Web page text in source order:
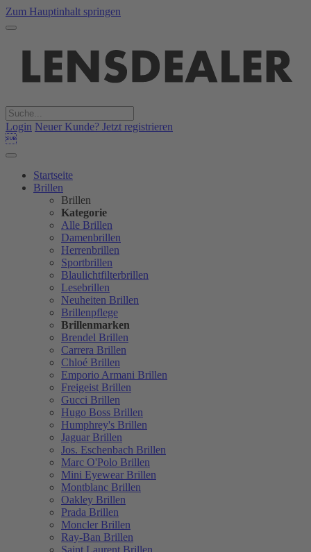
Zum Hauptinhalt springen
Login Neuer Kunde? Jetzt registrieren

Startseite
Brillen
Brillen
Kategorie
Alle Brillen
Damenbrillen
Herrenbrillen
Sportbrillen
Blaulichtfilterbrillen
Lesebrillen
Neuheiten Brillen
Brillenpflege
Brillenmarken
Brendel Brillen
Carrera Brillen
Chloé Brillen
Emporio Armani Brillen
Freigeist Brillen
Gucci Brillen
Hugo Boss Brillen
Humphrey's Brillen
Jaguar Brillen
Jos. Eschenbach Brillen
Marc O'Polo Brillen
Mini Eyewear Brillen
Montblanc Brillen
Oakley Brillen
Prada Brillen
Moncler Brillen
Ray-Ban Brillen
Saint Laurent Brillen